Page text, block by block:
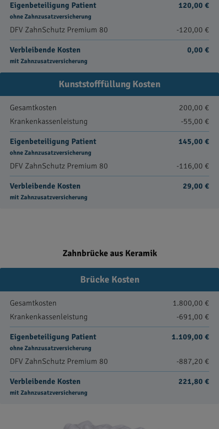
Eigenbeteiligung Patient
ohne Zahnzusatzversicherung
120,00 €
DFV ZahnSchutz Premium 80 -120,00 €
Verbleibende Kosten
mit Zahnzusatzversicherung
0,00 €
Kunststofffüllung Kosten
Gesamtkosten
200,00 €
Krankenkassenleistung
-55,00 €
Eigenbeteiligung Patient
ohne Zahnzusatzversicherung
145,00 €
DFV ZahnSchutz Premium 80 -116,00 €
Verbleibende Kosten
mit Zahnzusatzversicherung
29,00 €
Zahnbrücke aus Keramik
Brücke Kosten
Gesamtkosten
1.800,00 €
Krankenkassenleistung
-691,00 €
Eigenbeteiligung Patient
ohne Zahnzusatzversicherung
1.109,00 €
DFV ZahnSchutz Premium 80 -887,20 €
Verbleibende Kosten
mit Zahnzusatzversicherung
221,80 €